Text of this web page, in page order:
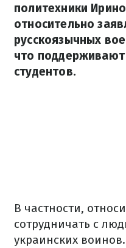
политехники
относительно
русскоязычных
что
студентов.
В частности,
сотрудничать с
украинских